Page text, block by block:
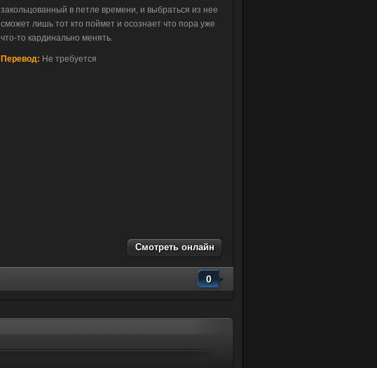
закольцованный в петле времени, и выбраться из нее
сможет лишь тот кто поймет и осознает что пора уже
что-то кардинально менять.
Перевод: Не требуется
Смотреть онлайн
0